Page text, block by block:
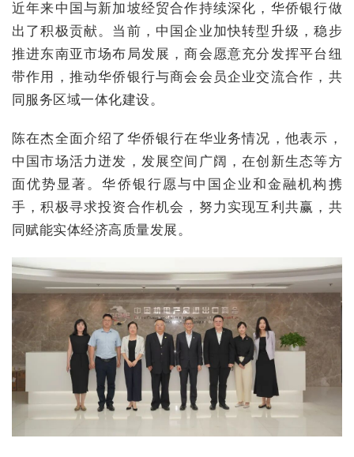
近年来中国与新加坡经贸合作持续深化，华侨银行做
出了积极贡献。当前，中国企业加快转型升级，稳步
推进东南亚市场布局发展，商会愿意充分发挥平台纽
带作用，推动华侨银行与商会会员企业交流合作，共
同服务区域一体化建设。
陈在杰全面介绍了华侨银行在华业务情况，他表示，
中国市场活力迸发，发展空间广阔，在创新生态等方
面优势显著。华侨银行愿与中国企业和金融机构携
手，积极寻求投资合作机会，努力实现互利共赢，共
同赋能实体经济高质量发展。